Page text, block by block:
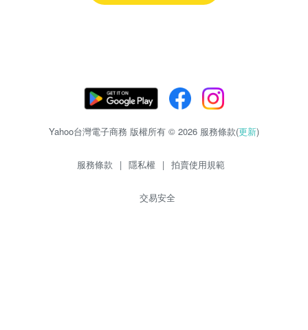
Yahoo台灣電子商務 版權所有 © 2026 服務條款(更新)
服務條款 | 隱私權 | 拍賣使用規範
交易安全